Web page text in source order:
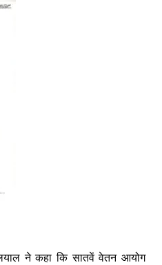
ने कहा कि सातवें वेतन आयोग